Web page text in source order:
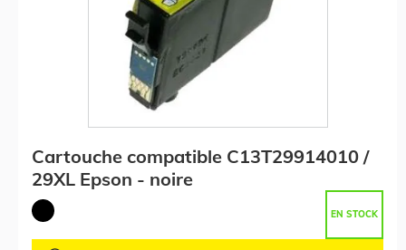
Cartouche compatible C13T29914010 /
29XL Epson - noire
EN STOCK